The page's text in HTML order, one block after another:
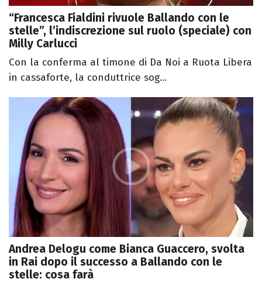
“Francesca Fialdini rivuole Ballando con le
stelle”, l’indiscrezione sul ruolo (speciale) con
Milly Carlucci
Con la conferma al timone di Da Noi a Ruota Libera
in cassaforte, la conduttrice sog...
Andrea Delogu come Bianca Guaccero, svolta
in Rai dopo il successo a Ballando con le
stelle: cosa farà